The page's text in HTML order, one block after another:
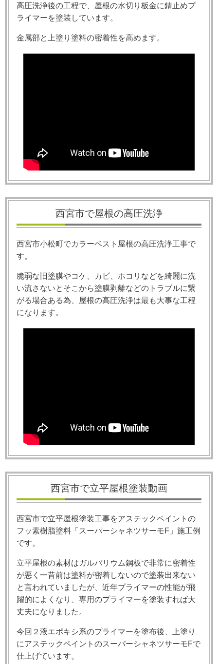
高圧洗浄後の工程で、屋根の水切り板金に錆止めプ
ライマーを塗装しています。
金属部と上塗り塗料の密着性を高めます。
西宮市で屋根の高圧洗浄
西宮市小松町でカラーベスト屋根の高圧洗浄工事で
す。
脆弱な旧塗膜やコケ、カビ、ホコリなどを綺麗に洗
い流さないとそこから塗膜剥離などのトラブルに繋
がる場合ある為、屋根の高圧洗浄は最も大事な工程
になります。
西宮市で立平屋根塗装動画
西宮市で立平屋根塗装工事をアステックペイントの
フッ素樹脂塗料「スーパーシャネツサーモF 」施工例
です。
立平屋根の素材はガルバリウム鋼板で非常に密着性
が悪く一昔前は塗料が密着しないので塗装出来ない
と言われていましたが、近年プライマーの性能が飛
躍的によくなり、専用のプライマーを塗装すれば大
丈夫になりました。
今回２液エポキシ系のプライマーを塗布後、上塗り
にアステックペイントのスーパーシャネツサーモFで
仕上げています。